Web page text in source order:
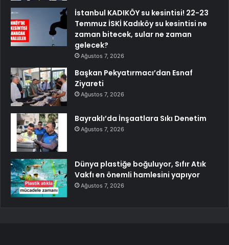
İstanbul KADIKÖY su kesintisi! 22-23
Temmuz İSKİ Kadıköy su kesintisi ne
zaman bitecek, sular ne zaman
gelecek?
Ağustos 7, 2026
Başkan Pekyatırmacı’dan Esnaf
Ziyareti
Ağustos 7, 2026
Bayraklı’da İnşaatlara Sıkı Denetim
Ağustos 7, 2026
Dünya plastiğe boğuluyor, Sıfır Atık
Vakfı en önemli hamlesini yapıyor
Ağustos 7, 2026